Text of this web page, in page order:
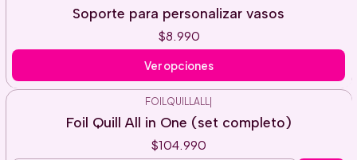
Soporte para personalizar vasos
$8.990
Ver opciones
FOILQUILLALL
Foil Quill All in One (set completo)
$104.990